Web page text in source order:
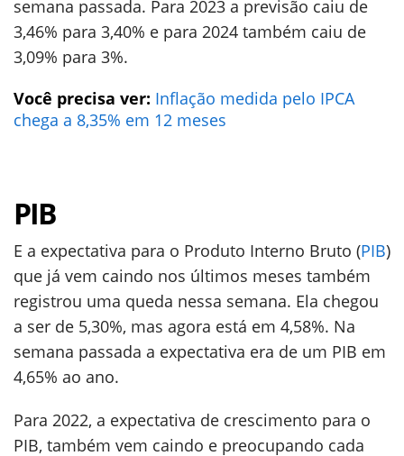
semana passada. Para 2023 a previsão caiu de
3,46% para 3,40% e para 2024 também caiu de
3,09% para 3%.
Você precisa ver: Inflação medida pelo IPCA
chega a 8,35% em 12 meses
PIB
E a expectativa para o Produto Interno Bruto (PIB)
que já vem caindo nos últimos meses também
registrou uma queda nessa semana. Ela chegou
a ser de 5,30%, mas agora está em 4,58%. Na
semana passada a expectativa era de um PIB em
4,65% ao ano.
Para 2022, a expectativa de crescimento para o
PIB, também vem caindo e preocupando cada